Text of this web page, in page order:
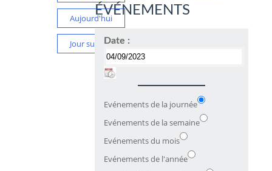
Aujourd'hui
Jour suivant
ÉVÉNEMENTS
Date :
Evénements de la journée
Evénements de la semaine
Evénements du mois
Evénements de l'année